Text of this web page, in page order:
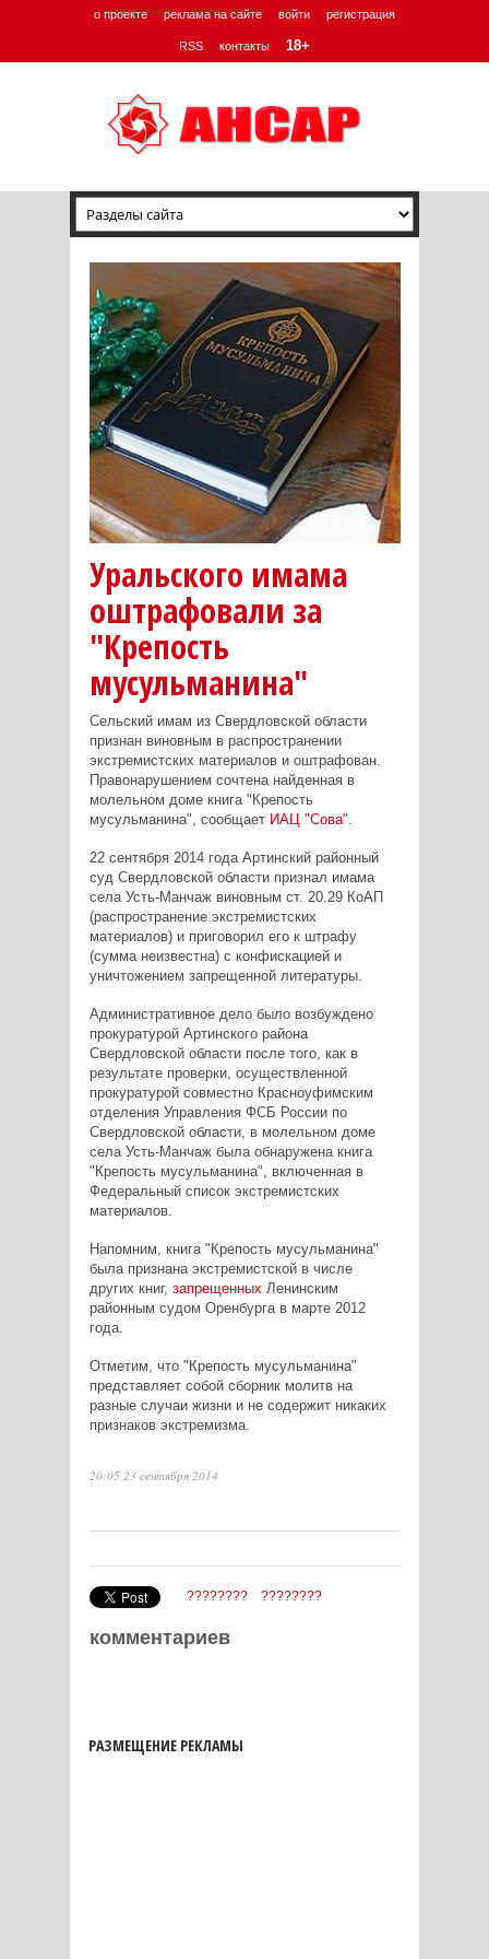
о проекте реклама на сайте войти регистрация
RSS контакты 18+
Уральского имама
оштрафовали за
"Крепость
мусульманина"
Сельский имам из Свердловской области
признан виновным в распространении
экстремистских материалов и оштрафован.
Правонарушением сочтена найденная в
молельном доме книга "Крепость
мусульманина", сообщает ИАЦ "Сова"
22 сентября 2014 года Артинский районный
суд Свердловской области признал имама
села Усть-Манчаж виновным ст. 20.29 КоАП
(распространение экстремистских
материалов) и приговорил его к штрафу
(сумма неизвестна) с конфискацией и
уничтожением запрещенной литературы.
Административное дело было возбуждено
прокуратурой Артинского района
Свердловской области после того, как в
результате проверки, осуществленной
прокуратурой совместно Красноуфимским
отделения Управления ФСБ России по
Свердловской области, в молельном доме
села Усть-Манчаж была обнаружена книга
"Крепость мусульманина", включенная в
Федеральный список экстремистских
материалов.
Напомним, книга "Крепость мусульманина"
была признана экстремистской в числе
других книг, запрещенных Ленинским
районным судом Оренбурга в марте 2012
года.
Отметим, что "Крепость мусульманина"
представляет собой сборник молитв на
разные случаи жизни и не содержит никаких
признаков экстремизма.
20:05 23 сентября 2014
???????? ????????
комментариев
РАЗМЕЩЕНИЕ РЕКЛАМЫ